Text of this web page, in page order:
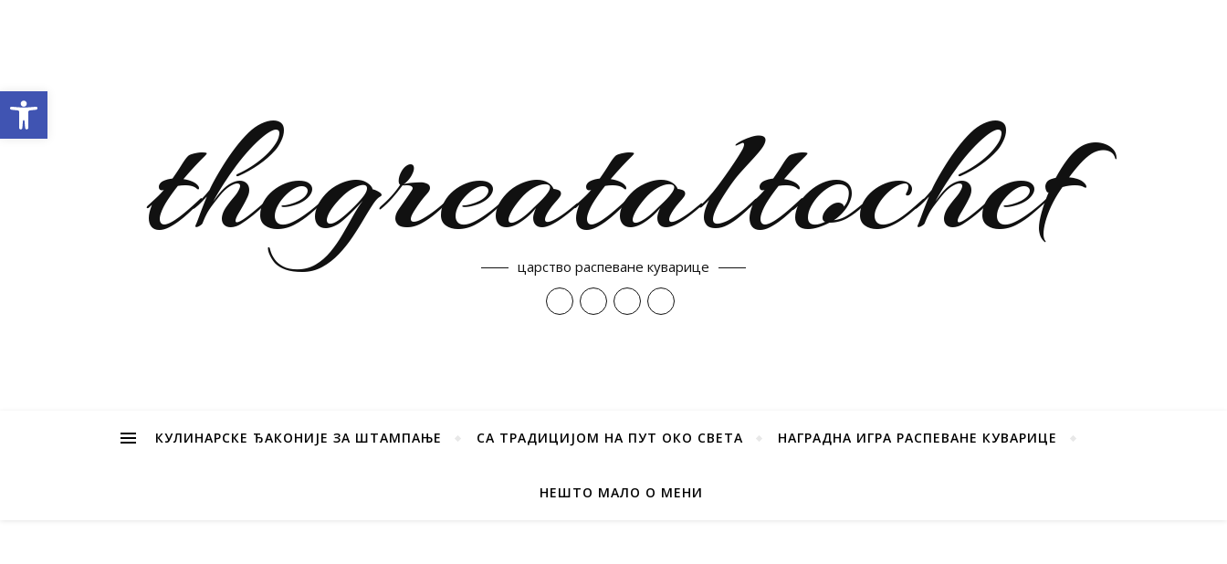
thegreataltochef
царство распеване куварице
КУЛИНАРСКЕ ЂАКОНИЈЕ ЗА ШТАМПАЊЕ СА ТРАДИЦИЈОМ НА ПУТ ОКО СВЕТА НАГРАДНА ИГРА РАСПЕВАНЕ КУВАРИЦЕ
НЕШТО МАЛО О МЕНИ
Open toolbar